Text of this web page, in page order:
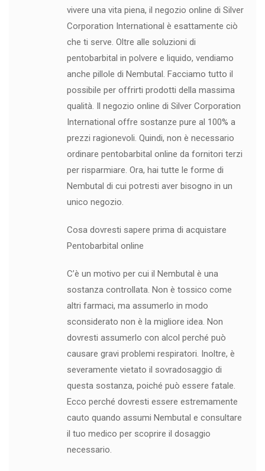
vivere una vita piena, il negozio online di Silver
Corporation International è esattamente ciò
che ti serve. Oltre alle soluzioni di
pentobarbital in polvere e liquido, vendiamo
anche pillole di Nembutal. Facciamo tutto il
possibile per offrirti prodotti della massima
qualità. Il negozio online di Silver Corporation
International offre sostanze pure al 100% a
prezzi ragionevoli. Quindi, non è necessario
ordinare pentobarbital online da fornitori terzi
per risparmiare. Ora, hai tutte le forme di
Nembutal di cui potresti aver bisogno in un
unico negozio.
Cosa dovresti sapere prima di acquistare
Pentobarbital online
C’è un motivo per cui il Nembutal è una
sostanza controllata. Non è tossico come
altri farmaci, ma assumerlo in modo
sconsiderato non è la migliore idea. Non
dovresti assumerlo con alcol perché può
causare gravi problemi respiratori. Inoltre, è
severamente vietato il sovradosaggio di
questa sostanza, poiché può essere fatale.
Ecco perché dovresti essere estremamente
cauto quando assumi Nembutal e consultare
il tuo medico per scoprire il dosaggio
necessario.